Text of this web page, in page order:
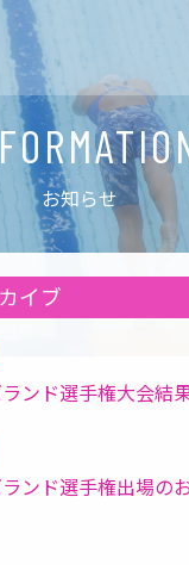
お知らせ
イブ
ンド選手権大会結
ンド選手権出場の